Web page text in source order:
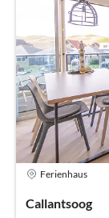
Ferienhaus
Callantsoog